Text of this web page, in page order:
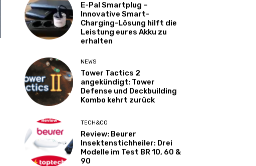
E-Pal Smartplug –
Innovative Smart-
Charging-Lösung hilft die
Leistung eures Akku zu
erhalten
NEWS
Tower Tactics 2
angekündigt: Tower
Defense und Deckbuilding
Kombo kehrt zurück
TECH&CO
Review: Beurer
Insektenstichheiler: Drei
Modelle im Test BR 10, 60 &
90